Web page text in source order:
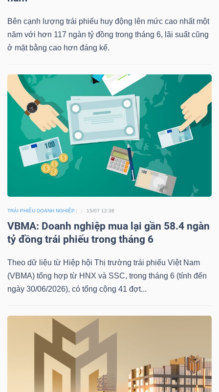
Bên cạnh lượng trái phiếu huy động lên mức cao nhất một
năm với hơn 117 ngàn tỷ đồng trong tháng 6, lãi suất cũng
ở mặt bằng cao hơn đáng kể.
TRÁI PHIẾU DOANH NGHIỆP 15/07 12:38
VBMA: Doanh nghiệp mua lại gần 58.4 ngàn
tỷ đồng trái phiếu trong tháng 6
Theo dữ liệu từ Hiệp hội Thị trường trái phiếu Việt Nam
(VBMA) tổng hợp từ HNX và SSC, trong tháng 6 (tính đến
ngày 30/06/2026), có tổng cộng 41 đợt...
THÔNG
TIN
DỊCH
VỤ
THÔNG